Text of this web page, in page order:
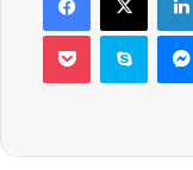
Pocket Skype